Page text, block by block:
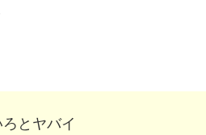
とヤバイ